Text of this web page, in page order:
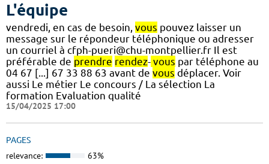
L'équipe
vendredi, en cas de besoin, vous pouvez laisser un
message sur le répondeur téléphonique ou adresser
un courriel à cfph-pueri@chu-montpellier.fr Il est
préférable de prendre rendez- vous par téléphone au
04 67 [...] 67 33 88 63 avant de vous déplacer. Voir
aussi Le métier Le concours / La sélection La
formation Evaluation qualité
15/04/2025 17:00
PAGES
relevance: 63%